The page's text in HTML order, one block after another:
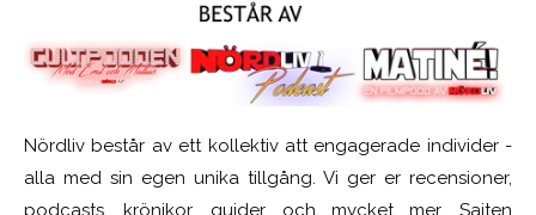
Nördliv består av ett kollektiv att engagerade individer -
alla med sin egen unika tillgång. Vi ger er recensioner,
podcasts, krönikor, guider och mycket mer. Sajten